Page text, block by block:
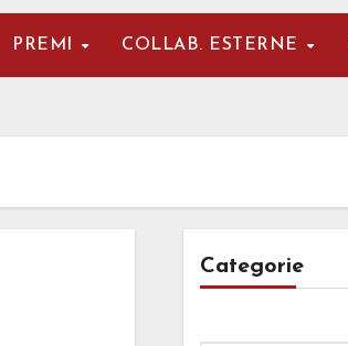
PREMI COLLAB. ESTERNE
Categorie